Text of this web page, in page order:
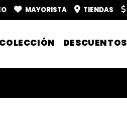
MAYORISTA TIENDAS
DESCUENTOS